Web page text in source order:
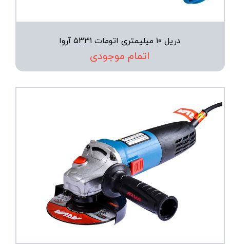
دریل ۱۰ میلیمتری اتومات ۵۳۳۱ آروا
اتمام موجودی